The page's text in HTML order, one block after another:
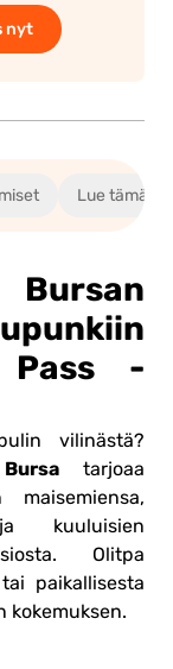
nyt
Lue tämä
Pass -
vilinästä?
Bursatarjoaa
kuuluisien
Olitpa
paikallisesta
kokemuksen.